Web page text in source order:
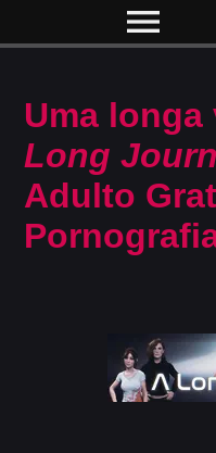
menu
Uma
Long
Adulto